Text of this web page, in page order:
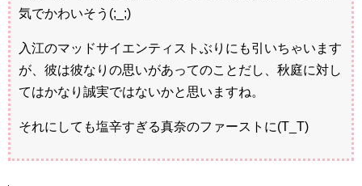
気でかわいそう(;_;)
入江のマッドサイエンティストぶりにも引いちゃいます
が、彼は彼なりの思いがあってのことだし、秋庭に対し
てはかなり誠実ではないかと思いますね。
それにしても塩辛すぎる真奈のファーストに(T_T)